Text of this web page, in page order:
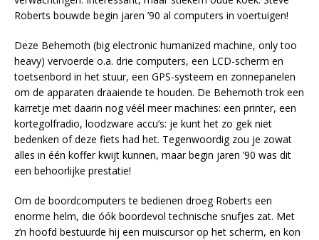
Roberts bouwde begin jaren ’90 al computers in voertuigen!
Deze Behemoth (big electronic humanized machine, only too
heavy) vervoerde o.a. drie computers, een LCD-scherm en
toetsenbord in het stuur, een GPS-systeem en zonnepanelen
om de apparaten draaiende te houden. De Behemoth trok een
karretje met daarin nog véél meer machines: een printer, een
kortegolfradio, loodzware accu’s: je kunt het zo gek niet
bedenken of deze fiets had het. Tegenwoordig zou je zowat
alles in één koffer kwijt kunnen, maar begin jaren ’90 was dit
een behoorlijke prestatie!
Om de boordcomputers te bedienen droeg Roberts een
enorme helm, die óók boordevol technische snufjes zat. Met
z’n hoofd bestuurde hij een muiscursor op het scherm, en kon